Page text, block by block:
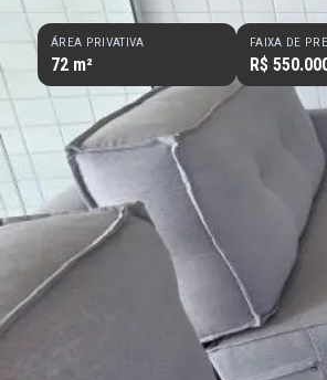
ÁREA PRIVATIVA
72 m²
FAIXA DE
R$